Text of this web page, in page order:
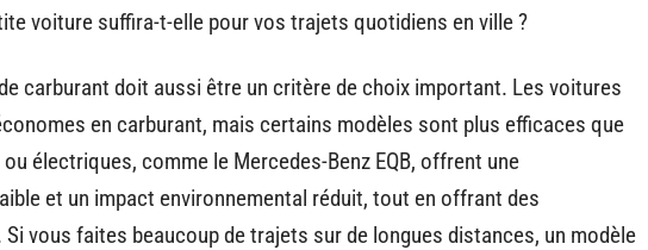
voiture suffira-t-elle pour vos trajets quotidiens en ville ?
carburant doit aussi être un critère de choix important. Les voitures
en carburant, mais certains modèles sont plus efficaces que
électriques, comme le Mercedes-Benz EQB, offrent une
et un impact environnemental réduit, tout en offrant des
vous faites beaucoup de trajets sur de longues distances, un modèle